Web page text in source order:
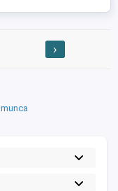
›